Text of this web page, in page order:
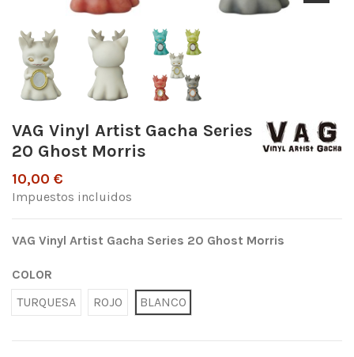
VAG Vinyl Artist Gacha Series
20 Ghost Morris
10,00 €
Impuestos incluidos
VAG Vinyl Artist Gacha Series 20 Ghost Morris
COLOR
TURQUESA
ROJO BLANCO